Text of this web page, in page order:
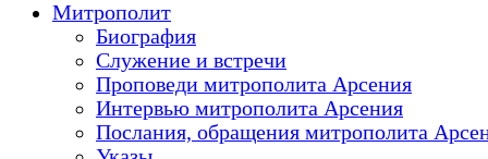
Митрополит
Биография
Служение и встречи
Проповеди митрополита Арсения
Интервью митрополита Арсения
Послания, обращения митрополита